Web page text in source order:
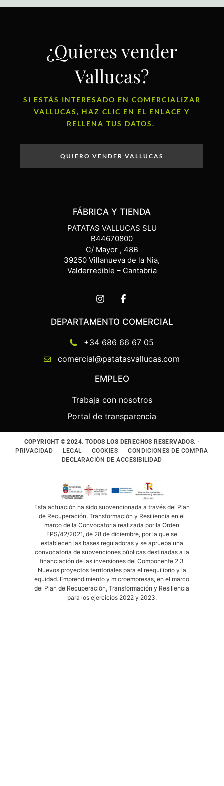
¿Quieres vender
Vallucas?
SI ESTÁS INTERESADO EN COMERCIALIZAR
VALLUCAS, HAZ CLIC EN EL ENLACE Y
RELLENA TUS DATOS.
QUIERO VENDER VALLUCAS
FÁBRICA Y TIENDA
PATATAS VALLUCAS SLU
B44670800
C/ Mayor , 48B
39250 Villanueva de la Nia,
Valderredible – Cantabria
DEPARTAMENTO COMERCIAL
+34 686 66 67 05
comercial@patatasvallucas.com
EMPLEO
Trabaja con nosotros
Portal de transparencia
COPYRIGHT © 2024. TODOS LOS DERECHOS RESERVADOS. ·
PRIVACIDAD
LEGAL COOKIES
CONDICIONES DE COMPRA
DECLARACIÓN DE ACCESIBILIDAD
Esta actuación ha sido subvencionada a través del Plan
de Recuperación, Transformación y Resiliencia en el
marco de la Convocatoria realizada por la Orden
EPS/42/2021, de 28 de diciembre, por la que se
establecen las bases reguladoras y se aprueba una
convocatoria de subvenciones públicas destinadas a la
financiación de las inversiones del Componente 2 3
Nuevos proyectos territoriales para el reequilibrio y la
equidad. Emprendimiento y microempresas, en el marco
del Plan de Recuperación, Transformación y Resiliencia
para los ejercicios 2022 y 2023.